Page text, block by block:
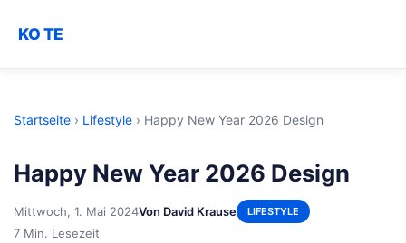
KO TE
Startseite › Lifestyle › Happy New Year 2026 Design
Happy New Year 2026 Design
Mittwoch, 1. Mai 2024Von David Krause LIFESTYLE
7 Min. Lesezeit